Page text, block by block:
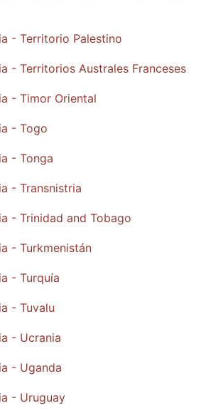
- Territorio Palestino
- Territorios Australes Franceses
- Timor Oriental
- Togo
- Tonga
- Transnistria
- Trinidad and Tobago
- Turkmenistán
- Turquía
- Tuvalu
- Ucrania
- Uganda
- Uruguay